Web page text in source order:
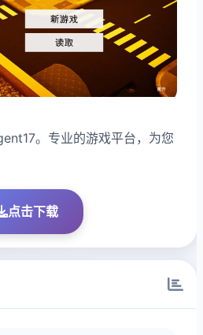
。专业的游戏平台，为您
点击下载